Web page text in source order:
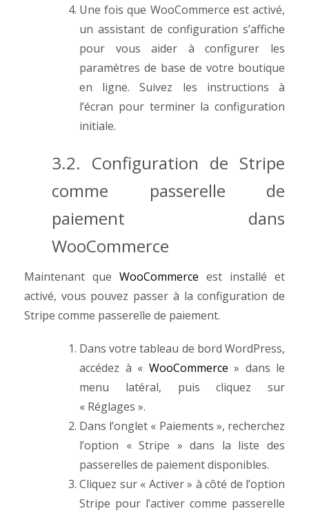
Une fois que WooCommerce est activé,
un assistant de configuration s’affiche
pour vous aider à configurer les
paramètres de base de votre boutique
en ligne. Suivez les instructions à
l’écran pour terminer la configuration
initiale.
3.2. Configuration de Stripe
comme passerelle de
paiement dans
WooCommerce
Maintenant que WooCommerce est installé et
activé, vous pouvez passer à la configuration de
Stripe comme passerelle de paiement.
Dans votre tableau de bord WordPress,
accédez à « WooCommerce » dans le
menu latéral, puis cliquez sur
« Réglages ».
Dans l’onglet « Paiements », recherchez
l’option « Stripe » dans la liste des
passerelles de paiement disponibles.
Cliquez sur « Activer » à côté de l’option
Stripe pour l’activer comme passerelle